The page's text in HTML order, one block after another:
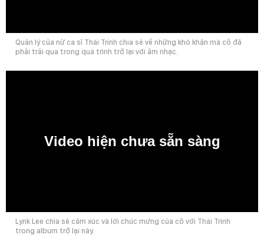
Quản lý của nữ ca sĩ Thái Trinh chia sẻ về những khó khăn mà cô đã
phải trải qua trong quá trình trở lại với âm nhạc.
Video hiện chưa sẵn sàng
Lynk Lee chia sẻ cảm xúc và lời chúc mừng của cô với Thái Trinh
trong album trở lại này.